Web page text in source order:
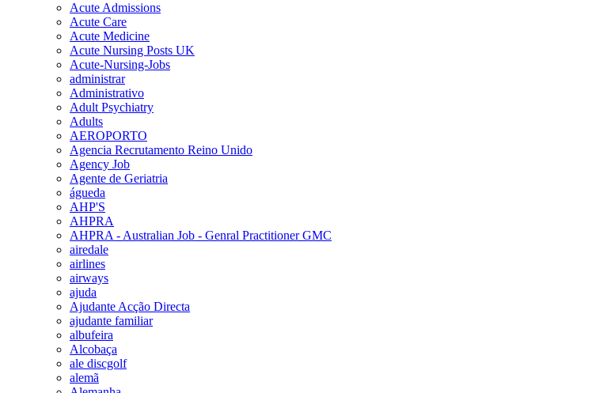
Acute Admissions
Acute Care
Acute Medicine
Acute Nursing Posts UK
Acute-Nursing-Jobs
administrar
Administrativo
Adult Psychiatry
Adults
AEROPORTO
Agencia Recrutamento Reino Unido
Agency Job
Agente de Geriatria
águeda
AHP'S
AHPRA
AHPRA - Australian Job - Genral Practitioner GMC
airedale
airlines
airways
ajuda
Ajudante Acção Directa
ajudante familiar
albufeira
Alcobaça
ale discgolf
alemã